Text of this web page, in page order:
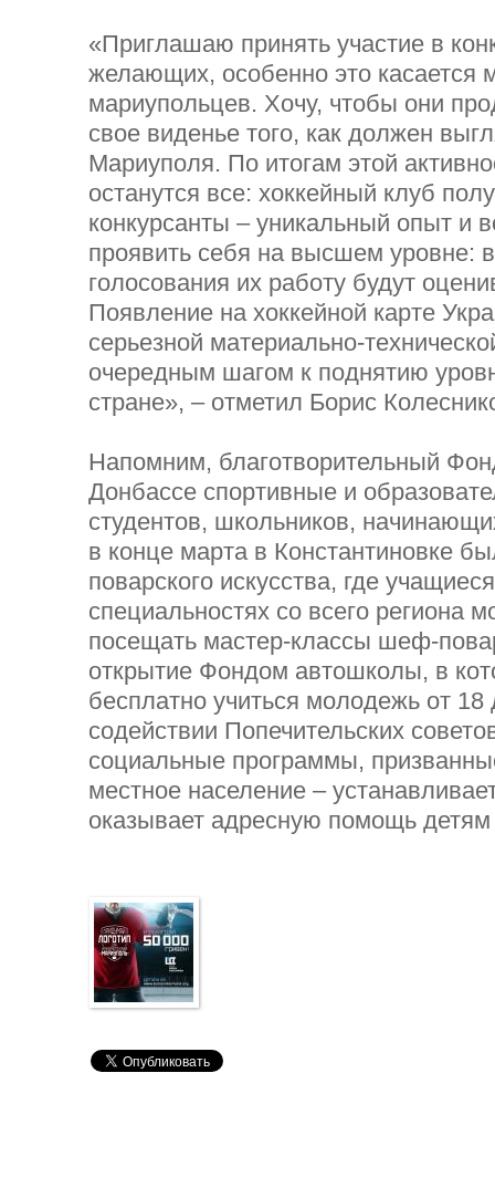
«Приглашаю принять участие в
желающих, особенно это касается
мариупольцев. Хочу, чтобы они
свое виденье того, как должен
Мариуполя. По итогам этой
останутся все: хоккейный клуб
конкурсанты – уникальный опыт и
проявить себя на высшем уровне:
голосования их работу будут
Появление на хоккейной карте
серьезной материально-
очередным шагом к поднятию
стране», – отметил Борис
Напомним, благотворительный
Донбассе спортивные и
студентов, школьников,
в конце марта в Константиновке
поварского искусства, где
специальностях со всего региона
посещать мастер-классы шеф-
открытие Фондом автошколы, в
бесплатно учиться молодежь от
содействии Попечительских
социальные программы,
местное население –
оказывает адресную помощь детям